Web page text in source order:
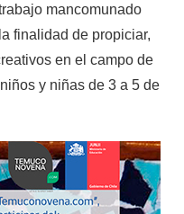
mancomunado
finalidad de propiciar,
en el campo de
y niñas de 3 a 5 de